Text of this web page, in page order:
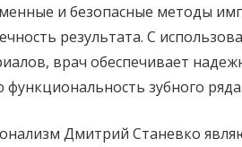
и безопасные методы
результата. С
врач обеспечивает
зубного ряда.
Дмитрий Станевко